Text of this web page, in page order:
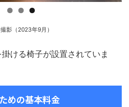
影（2023年9月）
ける椅子が設置されていま
めの基本料金